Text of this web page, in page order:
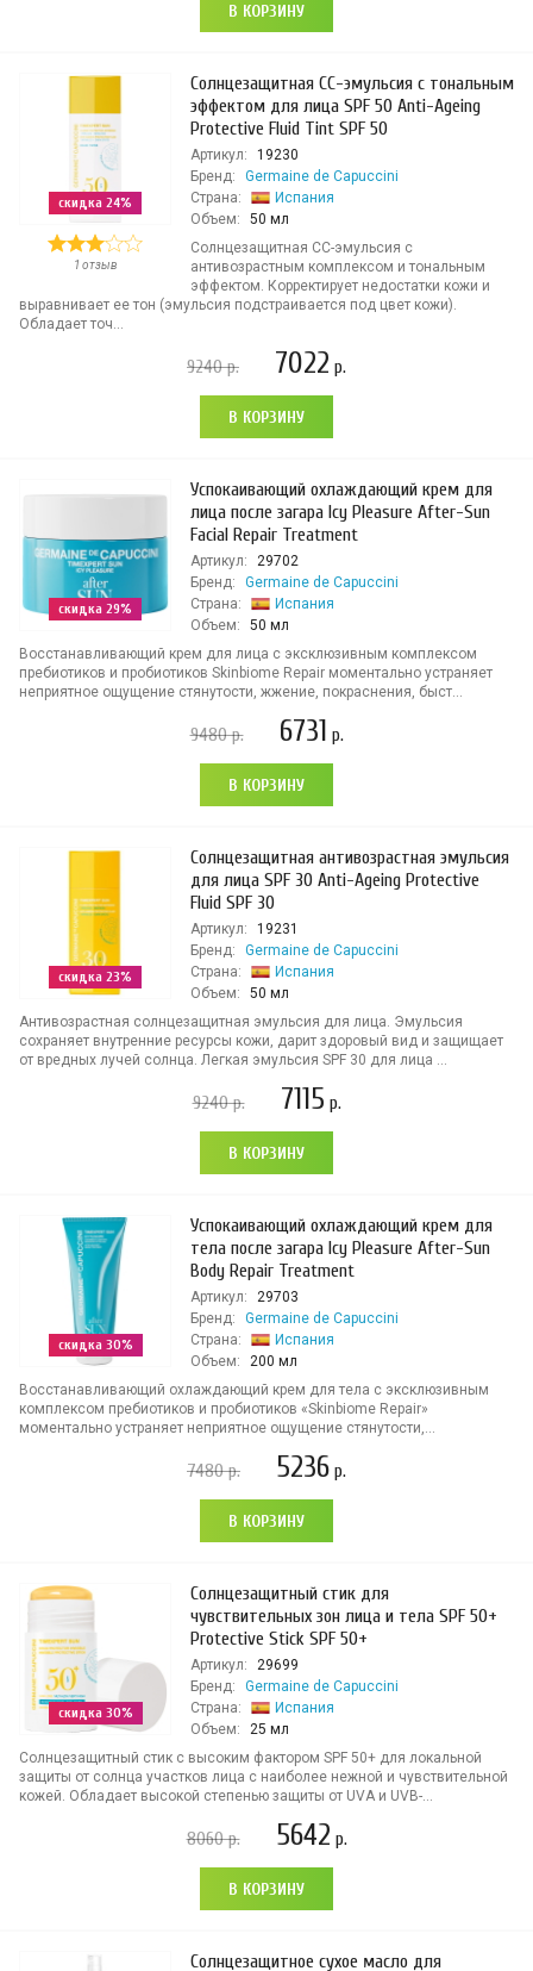
В КОРЗИНУ
скидка 24%
1 отзыв
Солнцезащитная СС-эмульсия с тональным
эффектом для лица SPF 50 Anti-Ageing
Protective Fluid Tint SPF 50
Артикул:
19230
Бренд:
Germaine de Capuccini
Страна:
Испания
Объем:
50 мл
Солнцезащитная СС-эмульсия с
антивозрастным комплексом и тональным
эффектом. Корректирует недостатки кожи и
выравнивает ее тон (эмульсия подстраивается под цвет кожи).
Обладает точ...
9240р. 7022 р.
В КОРЗИНУ
скидка 29%
Успокаивающий охлаждающий крем для
лица после загара Icy Pleasure After-Sun
Facial Repair Treatment
Артикул:
29702
Бренд:
Germaine de Capuccini
Страна:
Испания
Объем:
50 мл
Восстанавливающий крем для лица с эксклюзивным комплексом
пребиотиков и пробиотиков Skinbiome Repair моментально устраняет
неприятное ощущение стянутости, жжение, покраснения, быст...
9480р. 6731 р.
В КОРЗИНУ
скидка 23%
Солнцезащитная антивозрастная эмульсия
для лица SPF 30 Anti-Ageing Protective
Fluid SPF 30
Артикул:
19231
Бренд:
Germaine de Capuccini
Страна:
Испания
Объем:
50 мл
Антивозрастная солнцезащитная эмульсия для лица. Эмульсия
сохраняет внутренние ресурсы кожи, дарит здоровый вид и защищает
от вредных лучей солнца. Легкая эмульсия SPF 30 для лица ...
9240р. 7115 р.
В КОРЗИНУ
скидка 30%
Успокаивающий охлаждающий крем для
тела после загара Icy Pleasure After-Sun
Body Repair Treatment
Артикул:
29703
Бренд:
Germaine de Capuccini
Страна:
Испания
Объем:
200 мл
Восстанавливающий охлаждающий крем для тела с эксклюзивным
комплексом пребиотиков и пробиотиков «Skinbiome Repair»
моментально устраняет неприятное ощущение стянутости,...
7480р. 5236 р.
В КОРЗИНУ
скидка 30%
Солнцезащитный стик для
чувствительных зон лица и тела SPF 50+
Protective Stick SPF 50+
Артикул:
29699
Бренд:
Germaine de Capuccini
Страна:
Испания
Объем:
25 мл
Солнцезащитный стик с высоким фактором SPF 50+ для локальной
защиты от солнца участков лица с наиболее нежной и чувствительной
кожей. Обладает высокой степенью защиты от UVA и UVB-...
8060р. 5642 р.
В КОРЗИНУ
Солнцезащитное сухое масло для